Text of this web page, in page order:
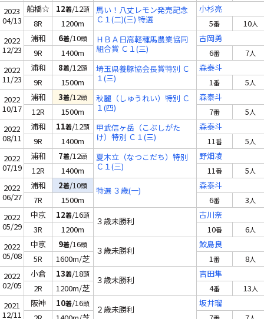
2023
04/13
船橋☆ 12着/12頭
馬い！八丈レモン発売記念
Ｃ１(二)(三) 特選
小杉亮
8R
1200m 5番 10人
2022
12/23
浦和 6着/10頭
ＨＢＡ日高軽種馬農業協同
組合賞 Ｃ１(三)
古岡勇
9R
1400m 6番 7人
2022
11/23
浦和 8着/12頭
埼玉県養豚協会長賞特別 Ｃ
１(三)
森泰斗
9R
1500m 1番 5人
2022
10/17
浦和 3着/12頭
秋麗（しゅうれい）特別 Ｃ
１(四)
森泰斗
12R
1500m 7番 5人
2022
08/11
浦和 11着/12頭
甲武信ヶ岳（こぶしがた
け）特別 Ｃ１(三)
森泰斗
9R
1400m 11番 5人
2022
07/19
浦和 7着/12頭
夏木立（なつこだち）特別
Ｃ１(三)
野畑凌
12R
1400m 11番 5人
2022
06/27
浦和 2着/10頭 特選 ３歳(一)
森泰斗
7R
1500m 6番 3人
2022
05/29
中京 12着/16頭
３歳未勝利
古川奈
3R
1200m 10番 6人
2022
05/08
中京 9着/16頭
３歳未勝利
鮫島良
5R
1600m/芝 1番 8人
2022
02/05
小倉 13着/18頭
３歳未勝利
吉田隼
2R
1200m/芝 4番 13人
2021
12/11
阪神 10着/16頭
２歳未勝利
坂井瑠